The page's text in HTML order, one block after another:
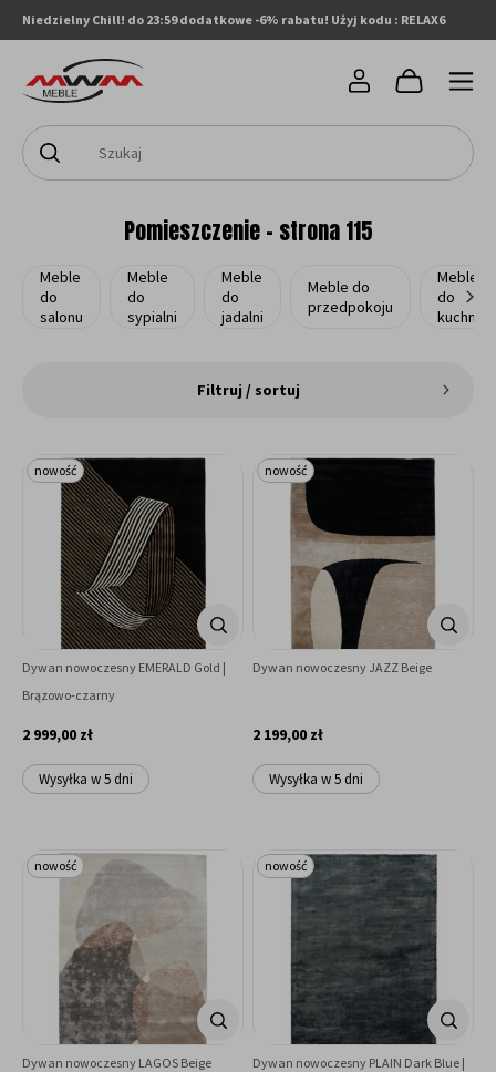
Niedzielny Chill! do 23:59 dodatkowe -6% rabatu! Użyj kodu : RELAX6
Pomieszczenie - strona 115
Meble
do
salonu
Meble
do
sypialni
Meble
do
jadalni
Meble do
przedpokoju
Meble
do
kuchni
Filtruj / sortuj
Dywan nowoczesny EMERALD Gold |
Brązowo-czarny
2 999,00 zł
Wysyłka w 5 dni
nowość
Dywan nowoczesny JAZZ Beige
2 199,00 zł
Wysyłka w 5 dni
nowość
Dywan nowoczesny LAGOS Beige
nowość
Dywan nowoczesny PLAIN Dark Blue |
nowość